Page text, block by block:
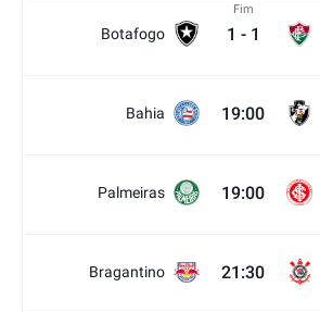
Botafogo
Fim
1 - 1
Bahia 19:00
Palmeiras 19:00
Bragantino 21:30